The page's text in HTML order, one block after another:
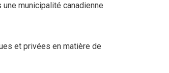
municipalité canadienne
et privées en matière de